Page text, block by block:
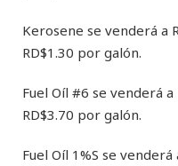
Kerosene se venderá a
RD$1.30 por galón.
Fuel Oíl #6 se venderá
RD$3.70 por galón.
Fuel Oíl 1%S se